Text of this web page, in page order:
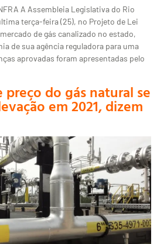
A Assembleia Legislativa do Rio
terça-feira (25), no Projeto de Lei
de gás canalizado no estado,
de sua agência reguladora para uma
aprovadas foram apresentadas pelo
preço do gás natural se
em 2021, dizem